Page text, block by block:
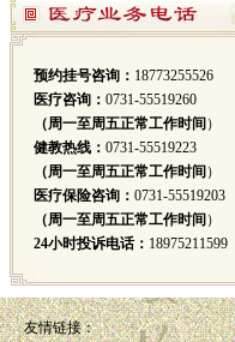
预约挂号咨询： 18773255526
医疗咨询： 0731-55519260
（周一至周五正常工作时间 ）
健教热线： 0731-55519223
（周一至周五正常工作时间 ）
医疗保险咨询： 0731-55519203
（周一至周五正常工作时间 ）
24小时投诉电话： 18975211599
友情链接：